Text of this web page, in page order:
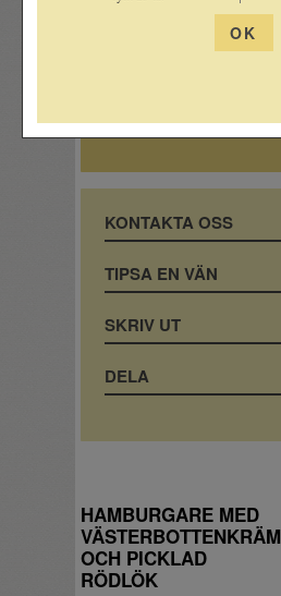
KONTAKTA OSS
TIPSA EN VÄN
SKRIV UT
DELA
HAMBURGARE MED
VÄSTERBOTTENKRÄM
OCH PICKLAD
RÖDLÖK
OK